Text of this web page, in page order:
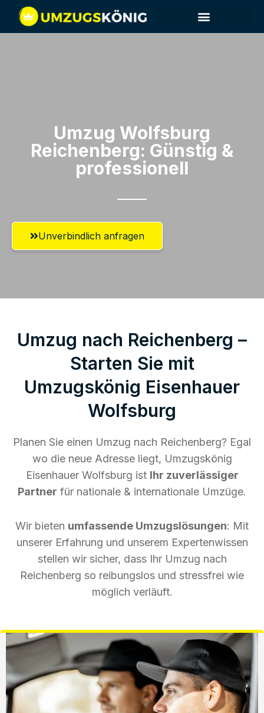
Umzug Wolfsburg​
Reichenberg: Günstig &
professionell​
Unverbindlich anfragen
Umzug nach Reichenberg –
Starten Sie mit
Umzugskönig Eisenhauer
Wolfsburg
Planen Sie einen Umzug nach Reichenberg? Egal
wo die neue Adresse liegt, Umzugskönig
Eisenhauer Wolfsburg ist Ihr zuverlässiger
Partner für nationale & internationale Umzüge.
Wir bieten umfassende Umzugslösungen: Mit
unserer Erfahrung und unserem Expertenwissen
stellen wir sicher, dass Ihr Umzug nach
Reichenberg so reibungslos und stressfrei wie
möglich verläuft.